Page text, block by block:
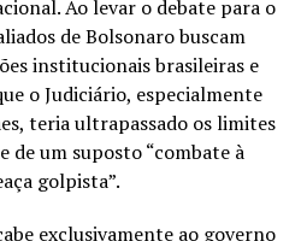
Ao levar o debate para o
de Bolsonaro buscam
institucionais brasileiras e
o Judiciário, especialmente
teria ultrapassado os limites
de um suposto “combate à
golpista”.
exclusivamente ao governo